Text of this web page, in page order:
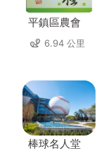
平鎮區農會
6.94 公里
棒球名人堂